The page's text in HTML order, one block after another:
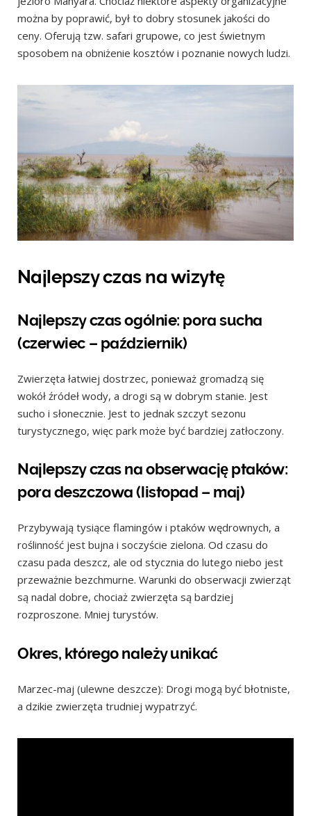
można by poprawić, był to dobry stosunek jakości do
ceny. Oferują tzw. safari grupowe, co jest świetnym
sposobem na obniżenie kosztów i poznanie nowych ludzi.
Najlepszy czas na wizytę
Najlepszy czas ogólnie: pora sucha
(czerwiec – październik)
Zwierzęta łatwiej dostrzec, ponieważ gromadzą się
wokół źródeł wody, a drogi są w dobrym stanie. Jest
sucho i słonecznie. Jest to jednak szczyt sezonu
turystycznego, więc park może być bardziej zatłoczony.
Najlepszy czas na obserwację ptaków:
pora deszczowa (listopad – maj)
Przybywają tysiące flamingów i ptaków wędrownych, a
roślinność jest bujna i soczyście zielona. Od czasu do
czasu pada deszcz, ale od stycznia do lutego niebo jest
przeważnie bezchmurne. Warunki do obserwacji zwierząt
są nadal dobre, chociaż zwierzęta są bardziej
rozproszone. Mniej turystów.
Okres, którego należy unikać
Marzec-maj (ulewne deszcze): Drogi mogą być błotniste,
a dzikie zwierzęta trudniej wypatrzyć.